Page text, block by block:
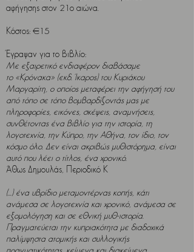
αφήγησης στον 21ο αιώνα.
Κόστος: €15
Έγραψαν για το βιβλίο:
Με εξαιρετικό ενδιαφέρον διαβάσαμε
το «Κρόνακα» (εκδ. Ίκαρος) του Κυριάκου
Μαργαρίτη, ο οποίος μεταφέρει την αφήγησή του
από τόπο σε τόπο βομβαρδίζοντάς μας με
πληροφορίες, εικόνες, σκέψεις, αναμνήσεις,
συνθέτοντας ένα βιβλίο για την ιστορία, τη
λογοτεχνία, την Κύπρο, την Αθήνα, τον ίδιο, τον
κόσμο όλο. Δεν είναι ακριβώς μυθιστόρημα, είναι
αυτό που λέει ο τίτλος, ένα χρονικό.
Άθως Δημουλάς, Περιοδικό Κ
(...) ένα υβρίδιο μεταμοντέρνας κοπής, κάτι
ανάμεσα σε λογοτεχνία και χρονικό, ανάμεσα σε
εξομολόγηση και σε εθνική μυθ-ιστορία.
Πραγματεύεται την κυπριακότητα με διαδοχικά
παλίμψηστα ατομικής και συλλογικής